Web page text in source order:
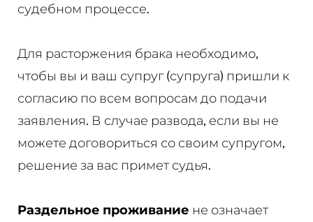
судебном процессе.
Для расторжения брака необходимо,
чтобы вы и ваш супруг (супруга) пришли к
согласию по всем вопросам до подачи
заявления. В случае развода, если вы не
можете договориться со своим супругом,
решение за вас примет судья.
Раздельное проживание не означает